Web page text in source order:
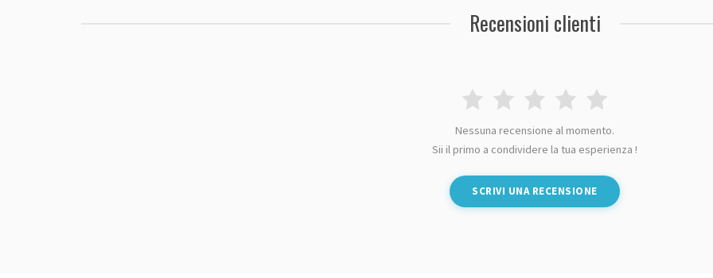
Recensioni clienti
Nessuna recensione al momento.
Sii il primo a condividere la tua esperienza !
SCRIVI UNA RECENSIONE